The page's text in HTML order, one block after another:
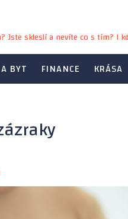
Jste skleslí a nevíte co s tím? I
BYT FINANCE KRÁSA